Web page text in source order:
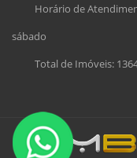
Horário de
sábado
Total de Imóveis: